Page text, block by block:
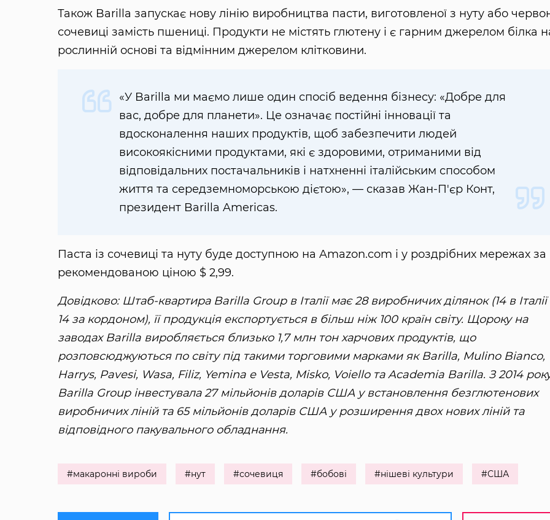
Також Barilla запускає нову лінію виробництва пасти, виготовленої з нуту або
сочевиці замість пшениці. Продукти не містять глютену і є гарним джерелом білка
рослинній основі та відмінним джерелом клітковини.
«У Barilla ми маємо лише один спосіб ведення бізнесу: «Добре для
вас, добре для планети». Це означає постійні інновації та
вдосконалення наших продуктів, щоб забезпечити людей
високоякісними продуктами, які є здоровими, отриманими від
відповідальних постачальників і натхненні італійським способом
життя та середземноморською дієтою», — сказав Жан-П'єр Конт,
президент Barilla Americas.
Паста із сочевиці та нуту буде доступною на Amazon.com і у роздрібних мережах за
рекомендованою ціною $ 2,99.
Довідково: Штаб-квартира Barilla Group в Італії має 28 виробничих ділянок (14 в Італії
14 за кордоном), її продукція експортується в більш ніж 100 країн світу. Щороку на
заводах Barilla виробляється близько 1,7 млн тон харчових продуктів, що
розповсюджуються по світу під такими торговими марками як Barilla, Mulino Bianco,
Harrys, Pavesi, Wasa, Filiz, Yemina e Vesta, Misko, Voiello та Academia Barilla. З 2014
Barilla Group інвестувала 27 мільйонів доларів США у встановлення безглютенових
виробничих ліній та 65 мільйонів доларів США у розширення двох нових ліній та
відповідного пакувального обладнання.
#макаронні вироби #нут #сочевиця #бобові #нішеві культури #США